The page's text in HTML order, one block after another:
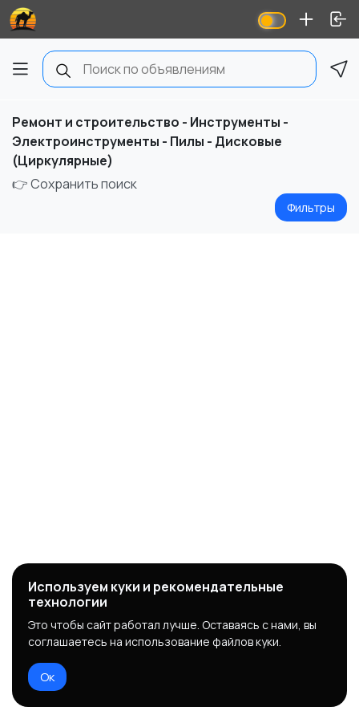
Ремонт и строительство - Инструменты -
Электроинструменты - Пилы - Дисковые
(Циркулярные)
👉 Сохранить поиск
Фильтры
Используем куки и рекомендательные
технологии
Это чтобы сайт работал лучше. Оставаясь с нами, вы
соглашаетесь на использование файлов куки.
Ок